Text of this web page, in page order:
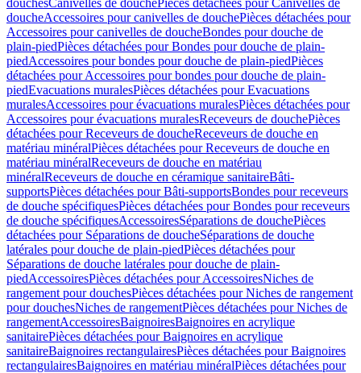
douchesCanivelles de douchePièces détachées pour Canivelles de
doucheAccessoires pour canivelles de douchePièces détachées pour
Accessoires pour canivelles de doucheBondes pour douche de
plain-piedPièces détachées pour Bondes pour douche de plain-
piedAccessoires pour bondes pour douche de plain-piedPièces
détachées pour Accessoires pour bondes pour douche de plain-
piedEvacuations muralesPièces détachées pour Evacuations
muralesAccessoires pour évacuations muralesPièces détachées pour
Accessoires pour évacuations muralesReceveurs de douchePièces
détachées pour Receveurs de doucheReceveurs de douche en
matériau minéralPièces détachées pour Receveurs de douche en
matériau minéralReceveurs de douche en matériau
minéralReceveurs de douche en céramique sanitaireBâti-
supportsPièces détachées pour Bâti-supportsBondes pour receveurs
de douche spécifiquesPièces détachées pour Bondes pour receveurs
de douche spécifiquesAccessoiresSéparations de douchePièces
détachées pour Séparations de doucheSéparations de douche
latérales pour douche de plain-piedPièces détachées pour
Séparations de douche latérales pour douche de plain-
piedAccessoiresPièces détachées pour AccessoiresNiches de
rangement pour douchesPièces détachées pour Niches de rangement
pour douchesNiches de rangementPièces détachées pour Niches de
rangementAccessoiresBaignoiresBaignoires en acrylique
sanitairePièces détachées pour Baignoires en acrylique
sanitaireBaignoires rectangulairesPièces détachées pour Baignoires
rectangulairesBaignoires en matériau minéralPièces détachées pour